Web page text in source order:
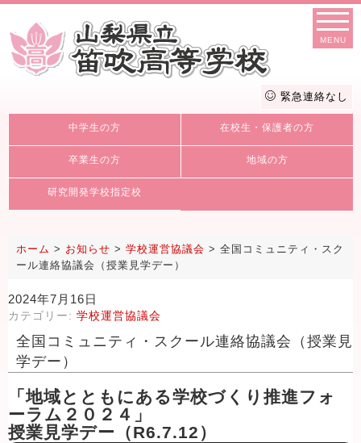
MENU
緊急連絡なし
中学生の方 在校生・保護者の方
卒業生の方 地域の方
研究開発学校指定校
ホーム > お知らせ > 学校運営協議会 > 全国コミュニティ・スク
ール連絡協議会（授業見学デー）
2024年7月16日
カテゴリー: 学校運営協議会
全国コミュニティ・スクール連絡協議会（授業見
学デー）
「地域とともにある学校づくり推進フォ
ーラム２０２４」
授業見学デー（R6.7.12）